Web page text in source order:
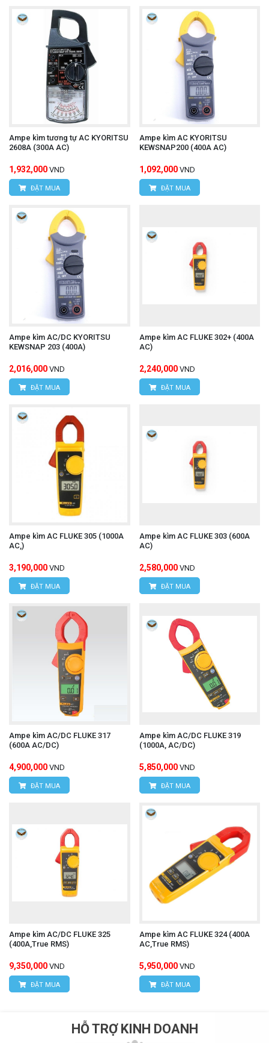
Ampe kìm tương tự AC KYORITSU
2608A (300A AC)
1,932,000 VND
ĐẶT MUA
Ampe kìm AC KYORITSU
KEWSNAP200 (400A AC)
1,092,000 VND
ĐẶT MUA
Ampe kìm AC/DC KYORITSU
KEWSNAP 203 (400A)
2,016,000 VND
ĐẶT MUA
Ampe kìm AC FLUKE 302+ (400A
AC)
2,240,000 VND
ĐẶT MUA
Ampe kìm AC FLUKE 305 (1000A
AC,)
3,190,000 VND
ĐẶT MUA
Ampe kìm AC FLUKE 303 (600A
AC)
2,580,000 VND
ĐẶT MUA
Ampe kìm AC/DC FLUKE 317
(600A AC/DC)
4,900,000 VND
ĐẶT MUA
Ampe kìm AC/DC FLUKE 319
(1000A, AC/DC)
5,850,000 VND
ĐẶT MUA
Ampe kìm AC/DC FLUKE 325
(400A,True RMS)
9,350,000 VND
ĐẶT MUA
Ampe kìm AC FLUKE 324 (400A
AC,True RMS)
5,950,000 VND
ĐẶT MUA
HỖ TRỢ KINH DOANH